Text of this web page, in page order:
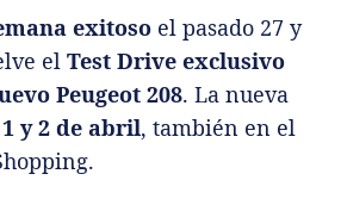
exitoso el pasado 27 y
el Test Drive exclusivo
Peugeot 208. La nueva
y 2 de abril, también en el